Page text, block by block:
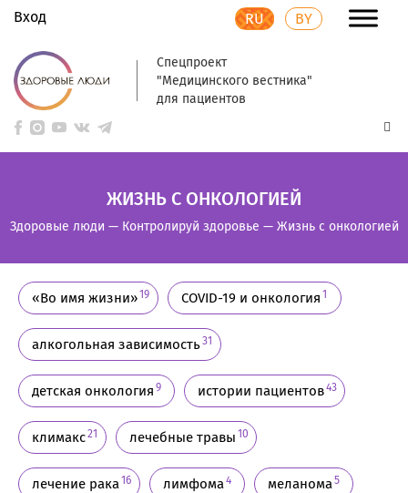
Вход RU BY
Спецпроект
"Медицинского вестника"
для пациентов
ЖИЗНЬ С ОНКОЛОГИЕЙ
Здоровые люди — Контролируй здоровье — Жизнь с онкологией
«Во имя жизни»19 COVID-19 и онкология 1
алкогольная зависимость31
детская онкология 9 истории пациентов43
климакс21 лечебные травы 10
лечение рака16 лимфома4 меланома5